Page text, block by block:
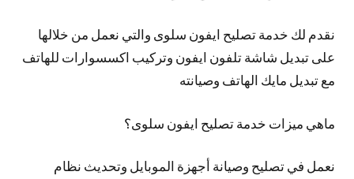
نقدم لك خدمة تصليح ايفون سلوى والتي نعمل من خلالها
على تبديل شاشة تلفون ايفون وتركيب اكسسوارات للهاتف
مع تبديل مايك الهاتف وصيانته
ماهي ميزات خدمة تصليح ايفون سلوى؟
نعمل في تصليح وصيانة أجهزة الموبايل وتحديث نظام